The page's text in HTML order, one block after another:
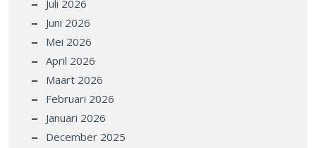
Juli 2026
Juni 2026
Mei 2026
April 2026
Maart 2026
Februari 2026
Januari 2026
December 2025